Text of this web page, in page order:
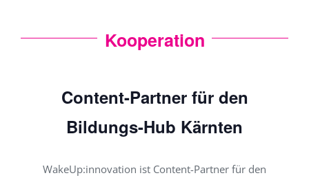
Kooperation
Content-Partner für den
Bildungs-Hub Kärnten
WakeUp:innovation ist Content-Partner für den